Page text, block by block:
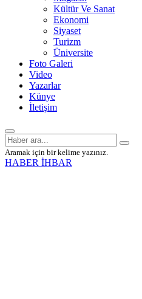
Kültür Ve Sanat
Ekonomi
Siyaset
Turizm
Üniversite
Foto Galeri
Video
Yazarlar
Künye
İletişim
Aramak için bir kelime yazınız.
HABER İHBAR